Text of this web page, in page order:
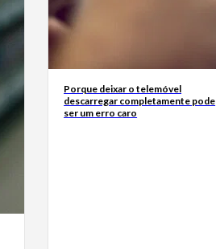
Porque deixar o telemóvel
descarregar completamente pode
ser um erro caro